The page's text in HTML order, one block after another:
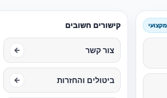
קישורים חשובים
צור קשר ←
ביטולים והחזרות ←